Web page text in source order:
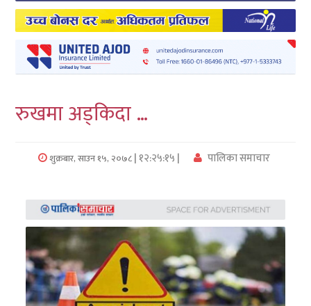
बागमती
गण्डकी
कर्णाली
सुदुरपश्चिम
पालिका
समाचार
अन्तरवार्ता
फोटो
रुखमा अड्किदा …
शुक्रबार, साउन १५, २०७८| १२:२५:१५ | पालिका समाचार